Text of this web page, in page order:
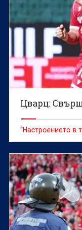
Цварц:
“Настроението в